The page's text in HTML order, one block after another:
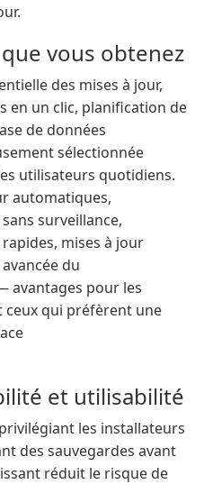
vous obtenez
des mises à jour,
en un clic, planification de
de données
sélectionnée
utilisateurs quotidiens.
automatiques,
surveillance,
mises à jour
du
avantages pour les
ceux qui préfèrent une
et utilisabilité
les installateurs
des sauvegardes avant
réduit le risque de